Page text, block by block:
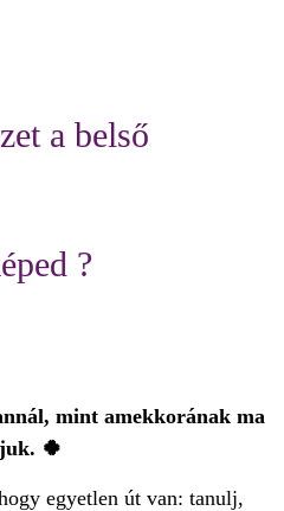
a belső
?
mint amekkorának ma
🍀
egyetlen út van: tanulj,